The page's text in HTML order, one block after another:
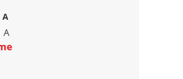
A
A